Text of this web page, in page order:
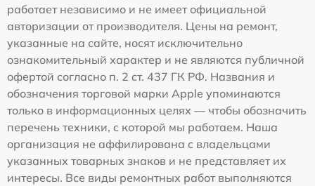
работает независимо и не имеет официальной
авторизации от производителя. Цены на ремонт,
указанные на сайте, носят исключительно
ознакомительный характер и не являются публичной
офертой согласно п. 2 ст. 437 ГК РФ. Названия и
обозначения торговой марки Apple упоминаются
только в информационных целях — чтобы обозначить
перечень техники, с которой мы работаем. Наша
организация не аффилирована с владельцами
указанных товарных знаков и не представляет их
интересы. Все виды ремонтных работ выполняются